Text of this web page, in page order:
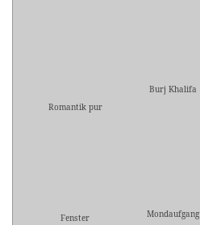
Romantik pur
Burj Khalifa
Fenster
Mondaufgang